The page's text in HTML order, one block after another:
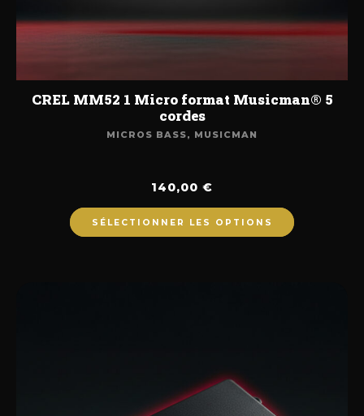
CREL MM52 1 Micro format Musicman® 5
cordes
MICROS BASS, MUSICMAN
140,00 €
SÉLECTIONNER LES OPTIONS